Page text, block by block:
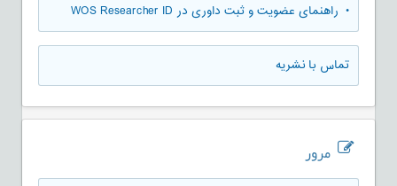
• راهنمای عضویت و ثبت داوری در WOS Researcher ID
تماس با نشریه
مرور